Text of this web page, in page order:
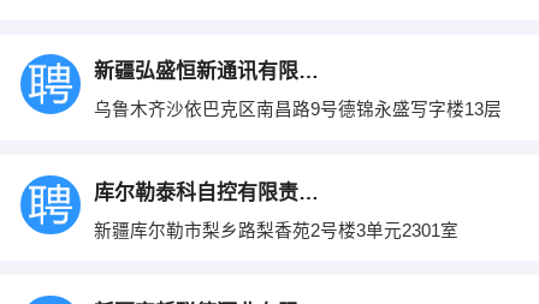
新疆弘盛恒新通讯有限公司
乌鲁木齐沙依巴克区南昌路9号德锦永盛写字楼13层
库尔勒泰科自控有限责任公司
新疆库尔勒市梨乡路梨香苑2号楼3单元2301室